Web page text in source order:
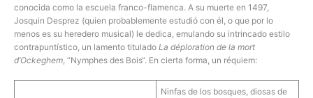
conocida como la escuela franco-flamenca. A su muerte en 1497,
Josquin Desprez (quien probablemente estudió con él, o que por lo
menos es su heredero musical) le dedica, emulando su intrincado estilo
contrapuntístico, un lamento titulado La déploration de la mort
d’Ockeghem , “Nymphes des Bois“. En cierta forma, un réquiem:
Ninfas de los bosques, diosas de